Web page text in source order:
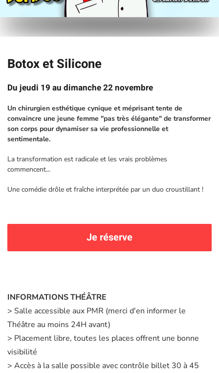
Botox et Silicone
Du jeudi 19 au dimanche 22 novembre
Un chirurgien esthétique cynique et méprisant tente de
convaincre une jeune femme "pas très élégante" de transformer
son corps pour dynamiser sa vie professionnelle et
sentimentale.
La transformation est radicale et les vrais problèmes
commencent...
Une comédie drôle et fraîche interprétée par un duo croustillant !
Je réserve
INFORMATIONS THÉÂTRE
> Salle accessible aux PMR (merci d'en informer le
Théâtre au moins 24H avant)
> Placement libre, toutes les places offrent une bonne
visibilité
> Accès à la salle possible avec contrôle billet 30 à 45